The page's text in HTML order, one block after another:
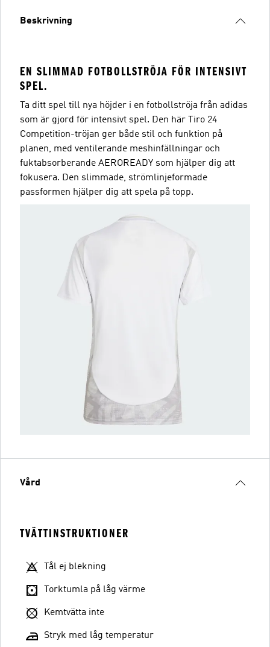
Beskrivning
EN SLIMMAD FOTBOLLSTRÖJA FÖR INTENSIVT
SPEL.
Ta ditt spel till nya höjder i en fotbollströja från adidas
som är gjord för intensivt spel. Den här Tiro 24
Competition-tröjan ger både stil och funktion på
planen, med ventilerande meshinfällningar och
fuktabsorberande AEROREADY som hjälper dig att
fokusera. Den slimmade, strömlinjeformade
passformen hjälper dig att spela på topp.
Vård
TVÄTTINSTRUKTIONER
Tål ej blekning
Torktumla på låg värme
Kemtvätta inte
Stryk med låg temperatur